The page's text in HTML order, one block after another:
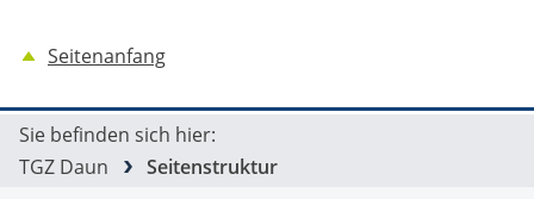
Seitenanfang
Sie befinden sich hier:
TGZ Daun
Seitenstruktur